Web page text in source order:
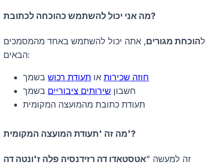
מה אני יכול להשתמש כהוכחה לכתובת?
להוכחת מגורים, אתה יכול להשתמש באחד מהמסמכים
הבאים:
חוזה שכירות או תעודת רכוש בשמך
חשבון שירותים ציבוריים בשמך
תעודת כתובת מהמועצה המקומית
מה זה 'תעודת המועצה המקומית'?
זה למעשה "אטסטאדו דה רזידנסיה פלה ז'ונטה דה